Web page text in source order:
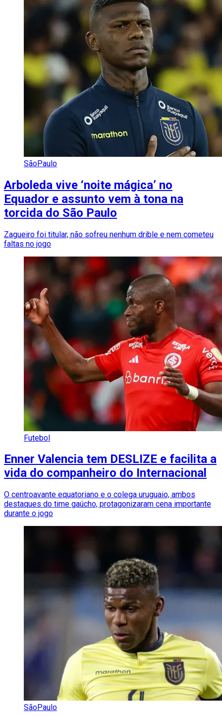
SãoPaulo
Arboleda vive ‘noite mágica’ no
Equador e assunto vem à tona na
torcida do São Paulo
Zagueiro foi titular, não sofreu nenhum drible e nem cometeu
faltas no jogo
Futebol
Enner Valencia tem DESLIZE e facilita a
vida do companheiro do Internacional
O centroavante equatoriano e o colega uruguaio, ambos
destaques do time gaúcho, protagonizaram cena importante
durante o jogo
SãoPaulo